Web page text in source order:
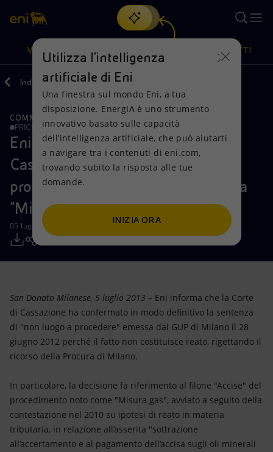
Cerca
scopri EnergIA, la nostra nuova soluzione di intelligenza
artificiale.
VISIONE
Visione
Mission e valori
Persone e Partnership
Net Zero
Modello satellitare
Innovazione
Scenari energetici
Azioni
Diversificazione energetica
Tecnologie per la transizione
Collaborazioni per l'innovazione
Attività nel mondo
PRODOTTI
Prodotti
Imprese
Mobilità
Indietro Media Comunicati Stampa
COMMENTI E PRECISAZIONI
PRICE SENSITIVE
Eni: confermata dalla Corte di
Cassazione la sentenza di
proscioglimento per l’inchiesta sulla
"Misura gas"
05 luglio 2013 - 11:17 CEST
San Donato Milanese, 5 luglio 2013 – Eni informa che la Corte
di Cassazione ha confermato in modo definitivo la sentenza
di "non luogo a procedere" emessa dal GUP di Milano il 28
giugno 2012 perché il fatto non costituisce reato, rigettando il
ricorso della Procura di Milano.
In particolare, la decisione fa riferimento al filone "Accise" del
procedimento noto come "Misura gas", avviato a seguito della
contestazione nel 2010 su ipotesi di reato in materia
tributaria, in relazione all’asserita "sottrazione
all’accertamento e al pagamento dell’accisa sugli oli minerali
Utilizza l'intelligenza
artificiale di Eni
Una finestra sul mondo Eni, a tua
disposizione. EnergIA è uno strumento
innovativo basato sulle capacità
dell’intelligenza artificiale, che può aiutarti
a navigare tra i contenuti di eni.com,
trovando subito la risposta alle tue
domande.
INIZIA ORA